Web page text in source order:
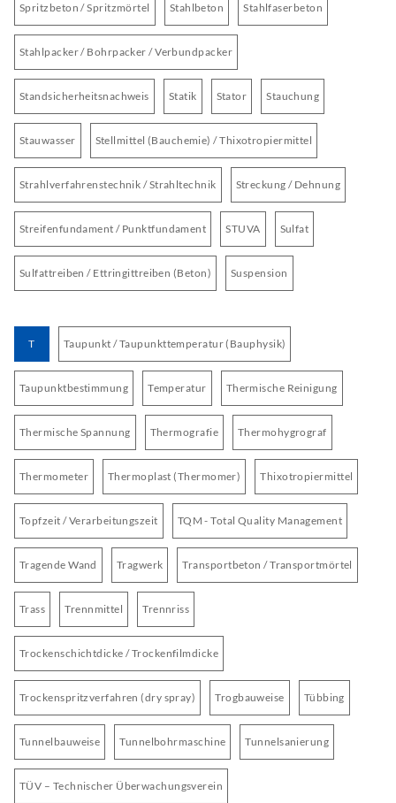
Spritzbeton / Spritzmörtel Stahlbeton Stahlfaserbeton
Stahlpacker / Bohrpacker / Verbundpacker
Standsicherheitsnachweis Statik Stator Stauchung
Stauwasser Stellmittel (Bauchemie) / Thixotropiermittel
Strahlverfahrenstechnik / Strahltechnik Streckung / Dehnung
Streifenfundament / Punktfundament STUVA Sulfat
Sulfattreiben / Ettringittreiben (Beton) Suspension
T Taupunkt / Taupunkttemperatur (Bauphysik)
Taupunktbestimmung Temperatur Thermische Reinigung
Thermische Spannung Thermografie Thermohygrograf
Thermometer Thermoplast (Thermomer) Thixotropiermittel
Topfzeit / Verarbeitungszeit TQM - Total Quality Management
Tragende Wand Tragwerk Transportbeton / Transportmörtel
Trass Trennmittel Trennriss
Trockenschichtdicke / Trockenfilmdicke
Trockenspritzverfahren (dry spray) Trogbauweise Tübbing
Tunnelbauweise Tunnelbohrmaschine Tunnelsanierung
TÜV – Technischer Überwachungsverein